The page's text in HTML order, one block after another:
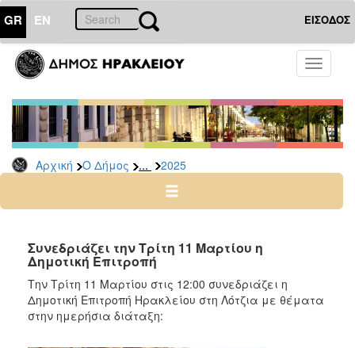
GR EN ΕΙΣΟΔΟΣ
Toggle
Αρχική Ο Δήμος ... 2025
ΔΗΜΟΣ
Δελτία
Τύπου
Αρχείο
2026
2024
2022
2021
2020
Συνεδριάζει την Τρίτη 11 Μαρτίου η
Δημοτική Επιτροπή
Την Τρίτη 11 Μαρτίου στις 12:00 συνεδριάζει η
Δημοτική Επιτροπή Ηρακλείου στη Λότζια με θέματα
στην ημερήσια διάταξη: